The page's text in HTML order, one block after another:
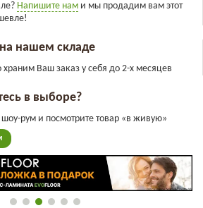
Напишите нам и мы продадим вам этот
нашем складе
Ваш заказ у себя до 2-х месяцев
в выборе?
рум и посмотрите товар «в живую»